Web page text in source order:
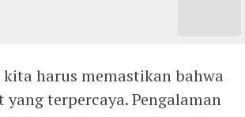
harus memastikan bahwa
terpercaya. Pengalaman